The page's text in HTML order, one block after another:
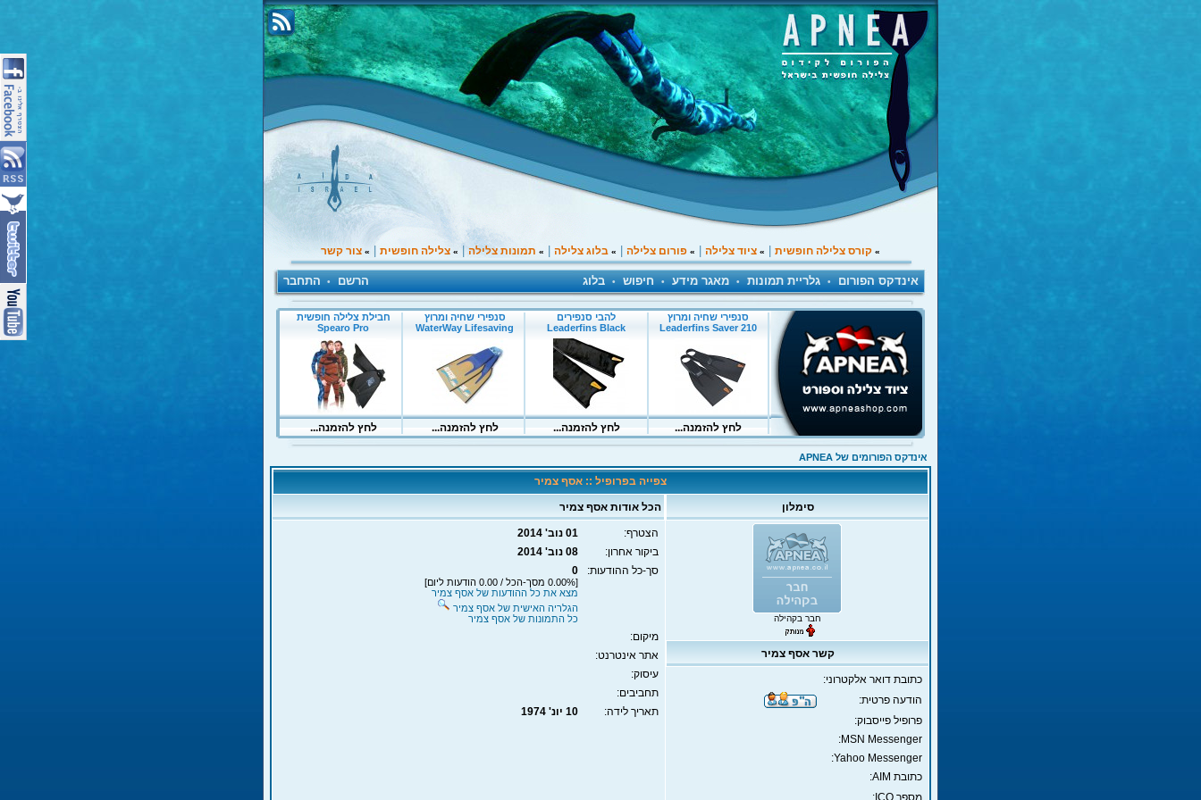
» קורס צלילה חופשית » ציוד צלילה » פורום צלילה » בלוג צלילה » תמונות צלילה » צלילה חופשית » צור קשר
אינדקס הפורום • גלריית תמונות • מאגר מידע • חיפוש • בלוג הרשם • התחבר
אינדקס הפורומים של APNEA
צפייה בפרופיל :: אסף צמיר
סימלון הכל אודות אסף צמיר
חבר בקהילה
הצטרף:
01 נוב' 2014
ביקור אחרון:
08 נוב' 2014
סך-כל ההודעות:
0
[0.00% מסך-הכל / 0.00 הודעות ליום]
מצא את כל ההודעות של אסף צמיר
הגלריה האישית של אסף צמיר
כל התמונות של אסף צמיר
מיקום:
אתר אינטרנט:
עיסוק:
תחביבים:
תאריך לידה:
10 יונ' 1974
קשר אסף צמיר
כתובת דואר אלקטרוני:
הודעה פרטית:
פרופיל פייסבוק:
MSN Messenger:
Yahoo Messenger:
כתובת AIM:
מספר ICQ: